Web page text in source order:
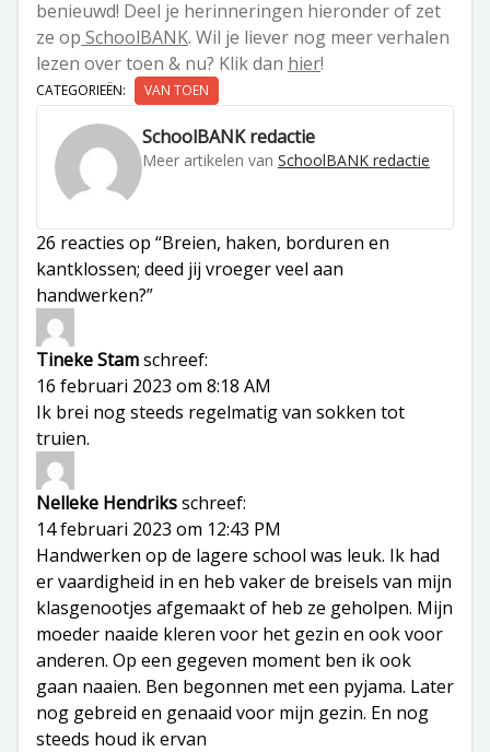
benieuwd! Deel je herinneringen hieronder of zet
ze op SchoolBANK. Wil je liever nog meer verhalen
lezen over toen & nu? Klik dan hier!
CATEGORIEËN: VAN TOEN
SchoolBANK redactie
Meer artikelen van SchoolBANK redactie
26 reacties op “Breien, haken, borduren en
kantklossen; deed jij vroeger veel aan
handwerken?”
Tineke Stamschreef:
16 februari 2023 om 8:18 AM
Ik brei nog steeds regelmatig van sokken tot
truien.
Nelleke Hendriksschreef:
14 februari 2023 om 12:43 PM
Handwerken op de lagere school was leuk. Ik had
er vaardigheid in en heb vaker de breisels van mijn
klasgenootjes afgemaakt of heb ze geholpen. Mijn
moeder naaide kleren voor het gezin en ook voor
anderen. Op een gegeven moment ben ik ook
gaan naaien. Ben begonnen met een pyjama. Later
nog gebreid en genaaid voor mijn gezin. En nog
steeds houd ik ervan